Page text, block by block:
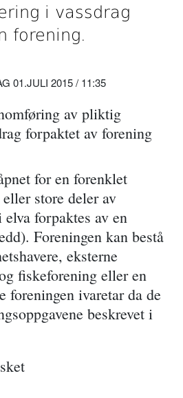
i vassdrag
forening.
01.JULI 2015 / 11:35
av pliktig
forpaktet av forening
for en forenklet
store deler av
forpaktes av en
Foreningen kan bestå
eksterne
fiskeforening eller en
foreningen ivaretar da de
beskrevet i